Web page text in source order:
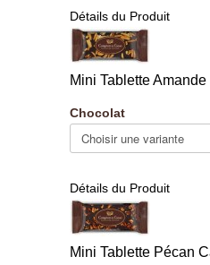
Détails du Produit
Mini Tablette
Chocolat
Détails du Produit
Mini Tablette Pécan